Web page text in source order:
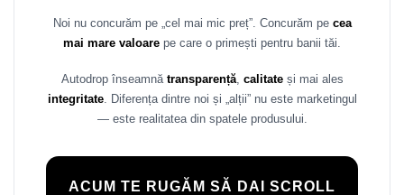
Rame adaptoare Daihatsu
Rame adaptoare Mazda
Rame adaptoare Kia
Rame adaptoare Alfa Romeo
Noi nu concurăm pe „cel mai mic preț”. Concurăm pe cea
mai mare valoare pe care o primești pentru banii tăi.
Autodrop înseamnă transparență, calitateși mai ales
integritate. Diferența dintre noi și „alții” nu este marketingul
— este realitatea din spatele produsului.
ACUM TE RUGĂM SĂ DAI SCROLL